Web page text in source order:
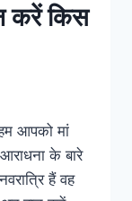
करें किस
आपको मां
के बारे
हैं वह